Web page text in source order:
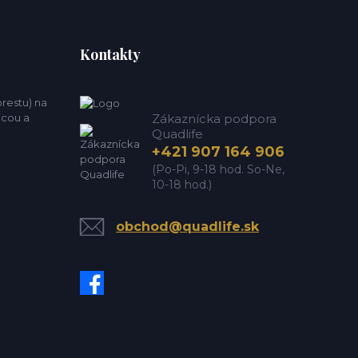
na
a
Kontakty
Zákaznícka podpora
Quadlife
+421 907 164 906
(Po-Pi, 9-18 hod. So-Ne,
10-18 hod.)
obchod@quadlife.sk